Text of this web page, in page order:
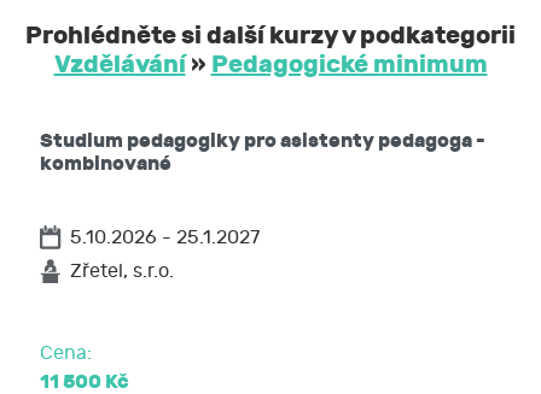
Prohlédněte si další kurzy v podkategorii
Vzdělávání» Pedagogické minimum
Studium pedagogiky pro asistenty pedagoga -
kombinované
5.10.2026 - 25.1.2027
Zřetel, s.r.o.
Cena:
11 500 Kč